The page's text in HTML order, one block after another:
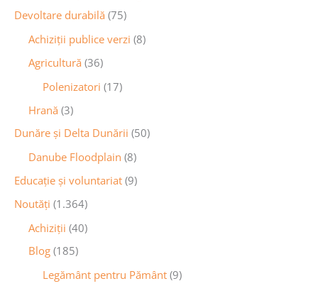
Devoltare durabilă (75)
Achiziții publice verzi (8)
Agricultură (36)
Polenizatori (17)
Hrană (3)
Dunăre și Delta Dunării (50)
Danube Floodplain (8)
Educaţie și voluntariat (9)
Noutăţi (1.364)
Achiziţii (40)
Blog (185)
Legământ pentru Pământ (9)